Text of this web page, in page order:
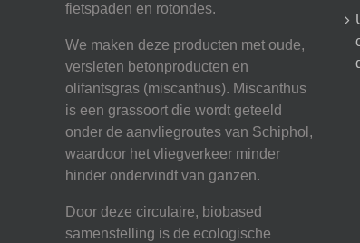
fietspaden en rotondes.
We maken deze producten met oude,
versleten betonproducten en
olifantsgras (miscanthus). Miscanthus
is een grassoort die wordt geteeld
onder de aanvliegroutes van Schiphol,
waardoor het vliegverkeer minder
hinder ondervindt van ganzen.
Door deze circulaire, biobased
samenstelling is de ecologische